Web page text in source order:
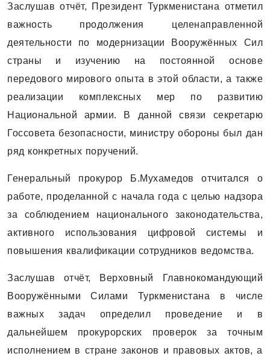
Заслушав отчёт, Президент Туркменистана отметил
важность продолжения целенаправленной
деятельности по модернизации Вооружённых Сил
страны и изучению на постоянной основе
передового мирового опыта в этой области, а также
реализации комплексных мер по развитию
Национальной армии. В данной связи секретарю
Госсовета безопасности, министру обороны был дан
ряд конкретных поручений.
Генеральный прокурор Б.Мухамедов отчитался о
работе, проделанной с начала года с целью надзора
за соблюдением национального законодательства,
активного использования цифровой системы и
повышения квалификации сотрудников ведомства.
Заслушав отчёт, Верховный Главнокомандующий
Вооружёнными Силами Туркменистана в числе
важных задач определил проведение и в
дальнейшем прокурорских проверок за точным
исполнением в стране законов и правовых актов, а